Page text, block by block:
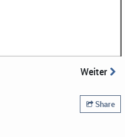
Weiter
Share